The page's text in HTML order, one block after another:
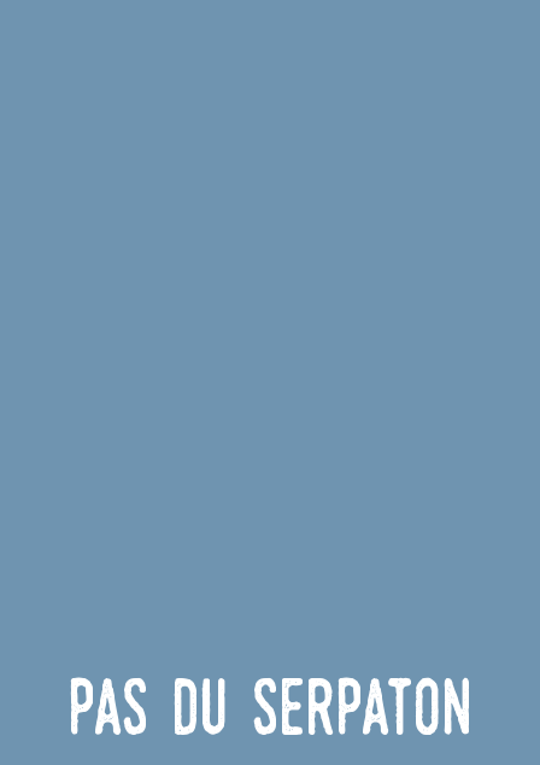
Pas du Serpaton